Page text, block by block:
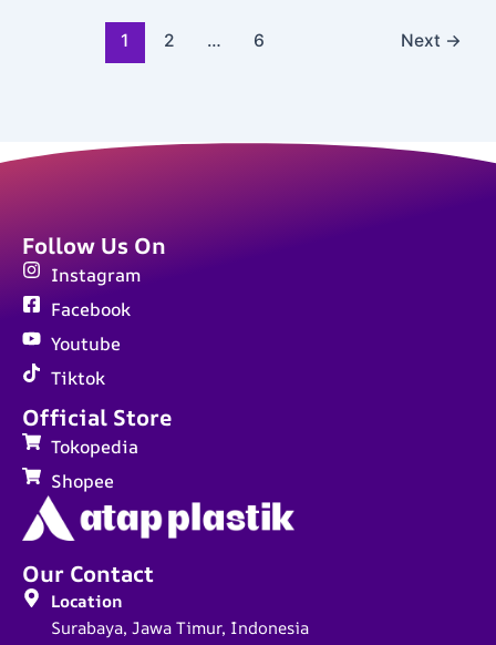
1 2 … 6 Next →
Our Contact
Location
Surabaya, Jawa Timur, Indonesia
Official Store
Tokopedia
Shopee
Follow Us On
Instagram
Facebook
Youtube
Tiktok